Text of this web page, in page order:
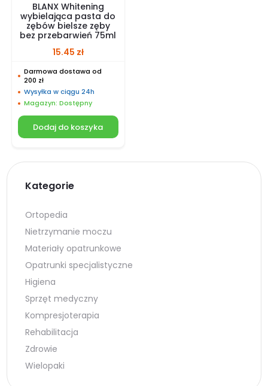
BLANX Whitening
wybielająca pasta do
zębów bielsze zęby
bez przebarwień 75ml
15.45 zł
Darmowa dostawa od
200 zł
Wysyłka w ciągu 24h
Magazyn: Dostępny
Dodaj do koszyka
Kategorie
Ortopedia
Nietrzymanie moczu
Materiały opatrunkowe
Opatrunki specjalistyczne
Higiena
Sprzęt medyczny
Kompresjoterapia
Rehabilitacja
Zdrowie
Wielopaki